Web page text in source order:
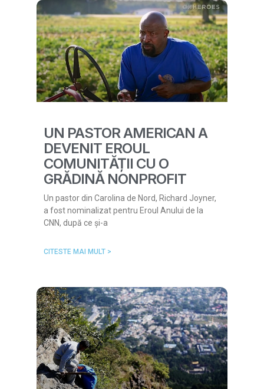
UN PASTOR AMERICAN A
DEVENIT EROUL
COMUNITĂȚII CU O
GRĂDINĂ NONPROFIT
Un pastor din Carolina de Nord, Richard Joyner,
a fost nominalizat pentru Eroul Anului de la
CNN, după ce și-a
CITESTE MAI MULT >